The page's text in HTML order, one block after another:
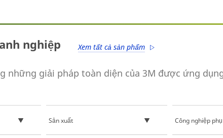
nghiệp Xem tất cả sản phẩm
những giải pháp toàn diện của 3M được ứng
Sản xuất Công nghiệp